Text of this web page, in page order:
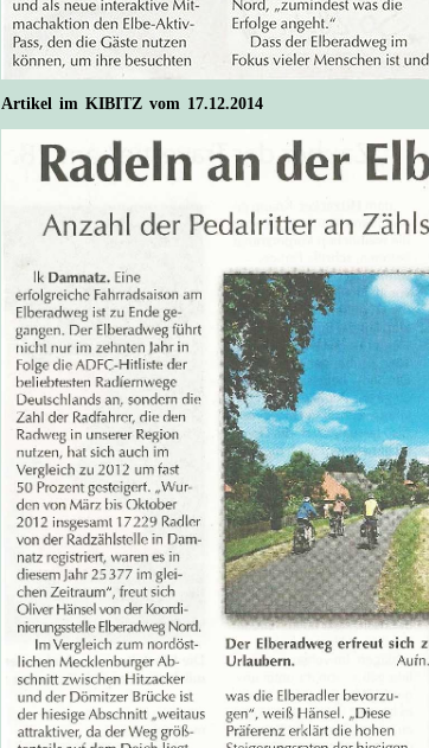
Artikel im KIBITZ vom 17.12.2014